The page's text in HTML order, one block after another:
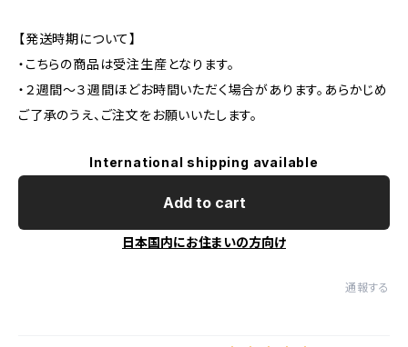
【発送時期について】
・こちらの商品は受注生産となります。
・２週間〜３週間ほどお時間いただく場合があります。あらかじめ
ご了承のうえ、ご注文をお願いいたします。
International shipping available
Add to cart
日本国内にお住まいの方向け
通報する